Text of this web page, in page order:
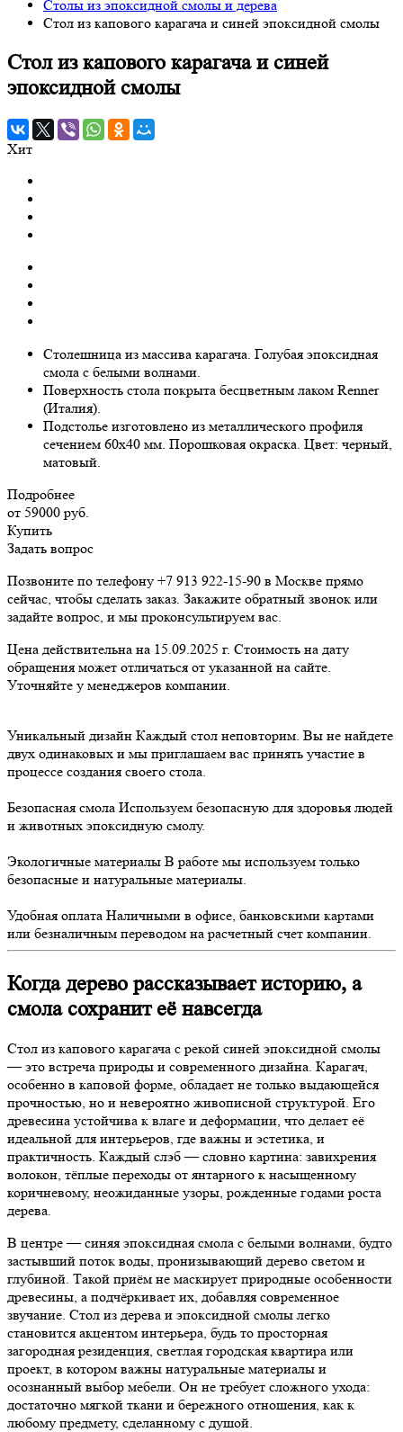
Столы из эпоксидной смолы и дерева
Стол из капового карагача и синей эпоксидной смолы
Стол из капового карагача и синей
эпоксидной смолы
Хит
Столешница из массива карагача. Голубая эпоксидная
смола с белыми волнами.
Поверхность стола покрыта бесцветным лаком Renner
(Италия).
Подстолье изготовлено из металлического профиля
сечением 60х40 мм. Порошковая окраска. Цвет: черный,
матовый.
Подробнее
от 59000 руб.
Купить
Задать вопрос
Позвоните по телефону +7 913 922-15-90 в Москве прямо
сейчас, чтобы сделать заказ. Закажите обратный звонок или
задайте вопрос, и мы проконсультируем вас.
Цена действительна на 15.09.2025 г. Стоимость на дату
обращения может отличаться от указанной на сайте.
Уточняйте у менеджеров компании.
Уникальный дизайн Каждый стол неповторим. Вы не найдете
двух одинаковых и мы приглашаем вас принять участие в
процессе создания своего стола.
Безопасная смола Используем безопасную для здоровья людей
и животных эпоксидную смолу.
Экологичные материалы В работе мы используем только
безопасные и натуральные материалы.
Удобная оплата Наличными в офисе, банковскими картами
или безналичным переводом на расчетный счет компании.
Когда дерево рассказывает историю, а
смола сохранит её навсегда
Стол из капового карагача с рекой синей эпоксидной смолы
— это встреча природы и современного дизайна. Карагач,
особенно в каповой форме, обладает не только выдающейся
прочностью, но и невероятно живописной структурой. Его
древесина устойчива к влаге и деформации, что делает её
идеальной для интерьеров, где важны и эстетика, и
практичность. Каждый слэб — словно картина: завихрения
волокон, тёплые переходы от янтарного к насыщенному
коричневому, неожиданные узоры, рожденные годами роста
дерева.
В центре — синяя эпоксидная смола с белыми волнами, будто
застывший поток воды, пронизывающий дерево светом и
глубиной. Такой приём не маскирует природные особенности
древесины, а подчёркивает их, добавляя современное
звучание. Стол из дерева и эпоксидной смолы легко
становится акцентом интерьера, будь то просторная
загородная резиденция, светлая городская квартира или
проект, в котором важны натуральные материалы и
осознанный выбор мебели. Он не требует сложного ухода:
достаточно мягкой ткани и бережного отношения, как к
любому предмету, сделанному с душой.